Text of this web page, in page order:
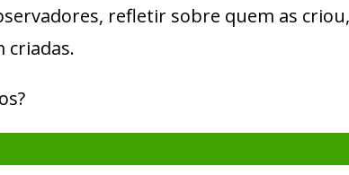
refletir sobre quem as
criadas.